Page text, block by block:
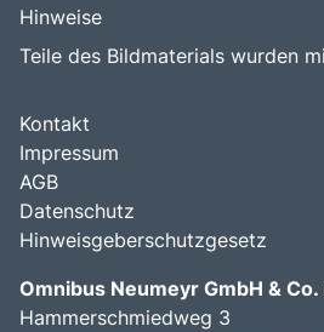
Hinweise
Teile des Bildmaterials wurden
Kontakt
Impressum
AGB
Datenschutz
Hinweisgeberschutzgesetz
Omnibus Neumeyr GmbH & Co.
Hammerschmiedweg 3